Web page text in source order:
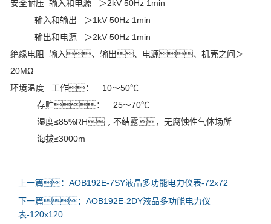
安全耐压 输入和电源 ＞2kV 50Hz 1min
输入和输出 ＞1kV 50Hz 1min
输出和电源 ＞2kV 50Hz 1min
绝缘电阻 输入、输出、电源、机壳之间＞
20MΩ
环境温度 工作：－10～50℃
存贮：－25～70℃
湿度≤85%RH，不结露，无腐蚀性气体场所
海拔≤3000m
上一篇：AOB192E-7SY液晶多功能电力仪表-72x72
下一篇：AOB192E-2DY液晶多功能电力仪
表-120x120